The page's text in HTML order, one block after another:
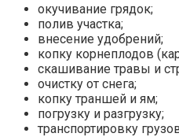
окучивание грядок;
полив участка;
внесение удобрений;
копку корнеплодов
скашивание травы и
очистку от снега;
копку траншей и ям;
погрузку и разгрузку;
транспортировку